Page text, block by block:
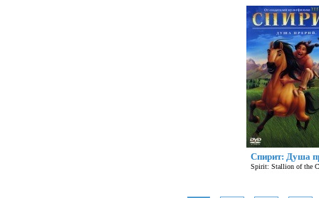
Спирит: Душа
Spirit: Stallion of the